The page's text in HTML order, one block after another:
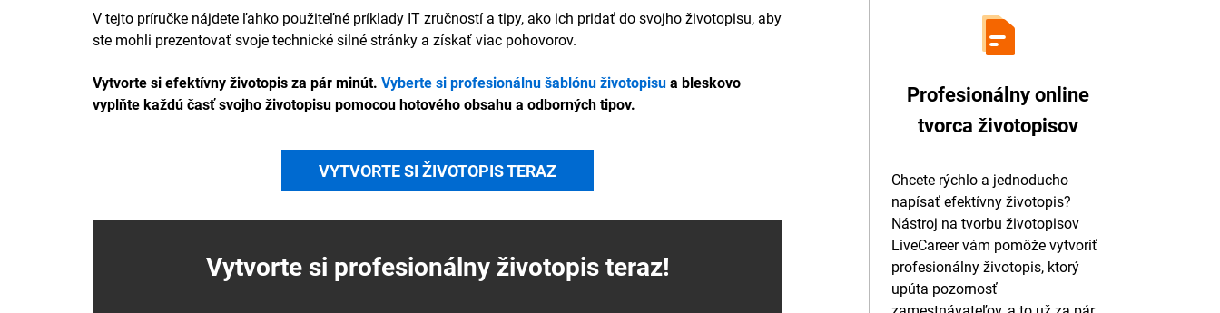
Profesionálny online
tvorca životopisov
Chcete rýchlo a jednoducho
napísať efektívny životopis?
Nástroj na tvorbu životopisov
LiveCareer vám pomôže vytvoriť
profesionálny životopis, ktorý
upúta pozornosť
V tejto príručke nájdete ľahko použiteľné príklady IT zručností a tipy, ako ich pridať do svojho životopisu, aby
ste mohli prezentovať svoje technické silné stránky a získať viac pohovorov.
Vytvorte si efektívny životopis za pár minút. Vyberte si profesionálnu šablónu životopisua bleskovo
vyplňte každú časť svojho životopisu pomocou hotového obsahu a odborných tipov.
VYTVORTE SI ŽIVOTOPIS TERAZ
Vytvorte si profesionálny životopisteraz!